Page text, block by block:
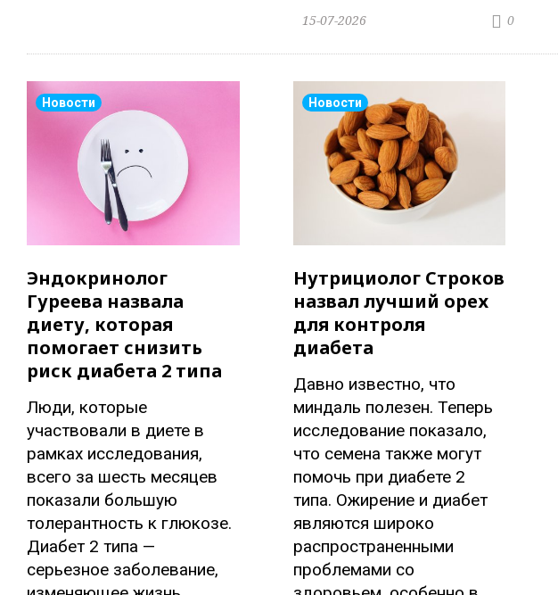
0
15-07-2026
Новости
Эндокринолог
Гуреева назвала
диету, которая
помогает снизить
риск диабета 2 типа
Люди, которые
участвовали в диете в
рамках исследования,
всего за шесть месяцев
показали большую
толерантность к глюкозе.
Диабет 2 типа —
серьезное заболевание,
Новости
Нутрициолог Строков
назвал лучший орех
для контроля
диабета
Давно известно, что
миндаль полезен. Теперь
исследование показало,
что семена также могут
помочь при диабете 2
типа. Ожирение и диабет
являются широко
распространенными
проблемами со